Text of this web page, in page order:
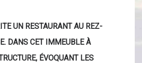
UN RESTAURANT AU REZ-
DANS CET IMMEUBLE À
ÉVOQUANT LES